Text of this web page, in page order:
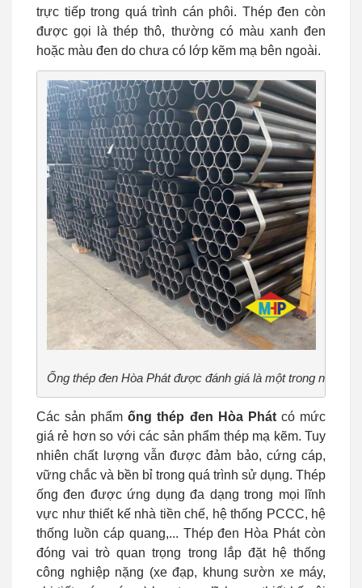
trực tiếp trong quá trình cán phôi. Thép đen còn
được gọi là thép thô, thường có màu xanh đen
hoặc màu đen do chưa có lớp kẽm mạ bên ngoài.
Ống thép đen Hòa Phát được đánh giá là một trong những
Các sản phẩmống thép đen Hòa Phátcó mức
giá rẻ hơn so với các sản phẩm thép mạ kẽm. Tuy
nhiên chất lượng vẫn được đảm bảo, cứng cáp,
vững chắc và bền bỉ trong quá trình sử dụng. Thép
ống đen được ứng dụng đa dạng trong mọi lĩnh
vực như thiết kế nhà tiền chế, hệ thống PCCC, hệ
thống luồn cáp quang,... Thép đen Hòa Phát còn
đóng vai trò quan trọng trong lắp đặt hệ thống
công nghiệp nặng (xe đạp, khung sườn xe máy,